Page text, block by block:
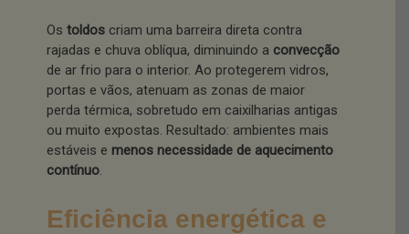
Os toldos criam uma barreira direta contra
rajadas e chuva oblíqua, diminuindo a convecção
de ar frio para o interior. Ao protegerem vidros,
portas e vãos, atenuam as zonas de maior
perda térmica, sobretudo em caixilharias antigas
ou muito expostas. Resultado: ambientes mais
estáveis e menos necessidade de aquecimento
contínuo.
Eficiência energética e